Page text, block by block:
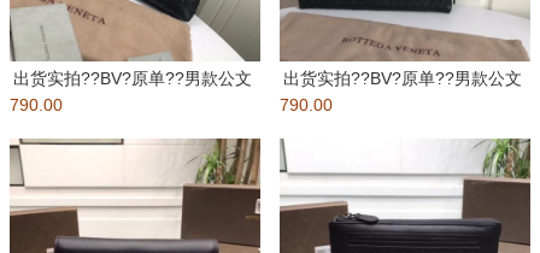
出货实拍??BV?原单??男款公文
包?采用原厂意大利打腊胎牛
790.00
出货实拍??BV?原单??男款公文
包?采用原厂意大利打腊胎牛
790.00